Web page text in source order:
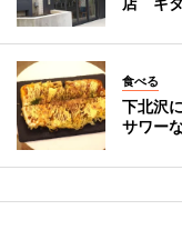
食べる
下北沢
サワー